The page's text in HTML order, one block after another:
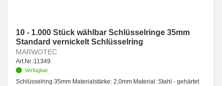
10 - 1.000 Stück wählbar Schlüsselringe 35mm
Standard vernickelt Schlüsselring
MARWOTEC
Art.Nr.:11349
Verfügbar
Schlüsselring 35mm Materialstärke: 2,0mm Material: Stahl - gehärtet